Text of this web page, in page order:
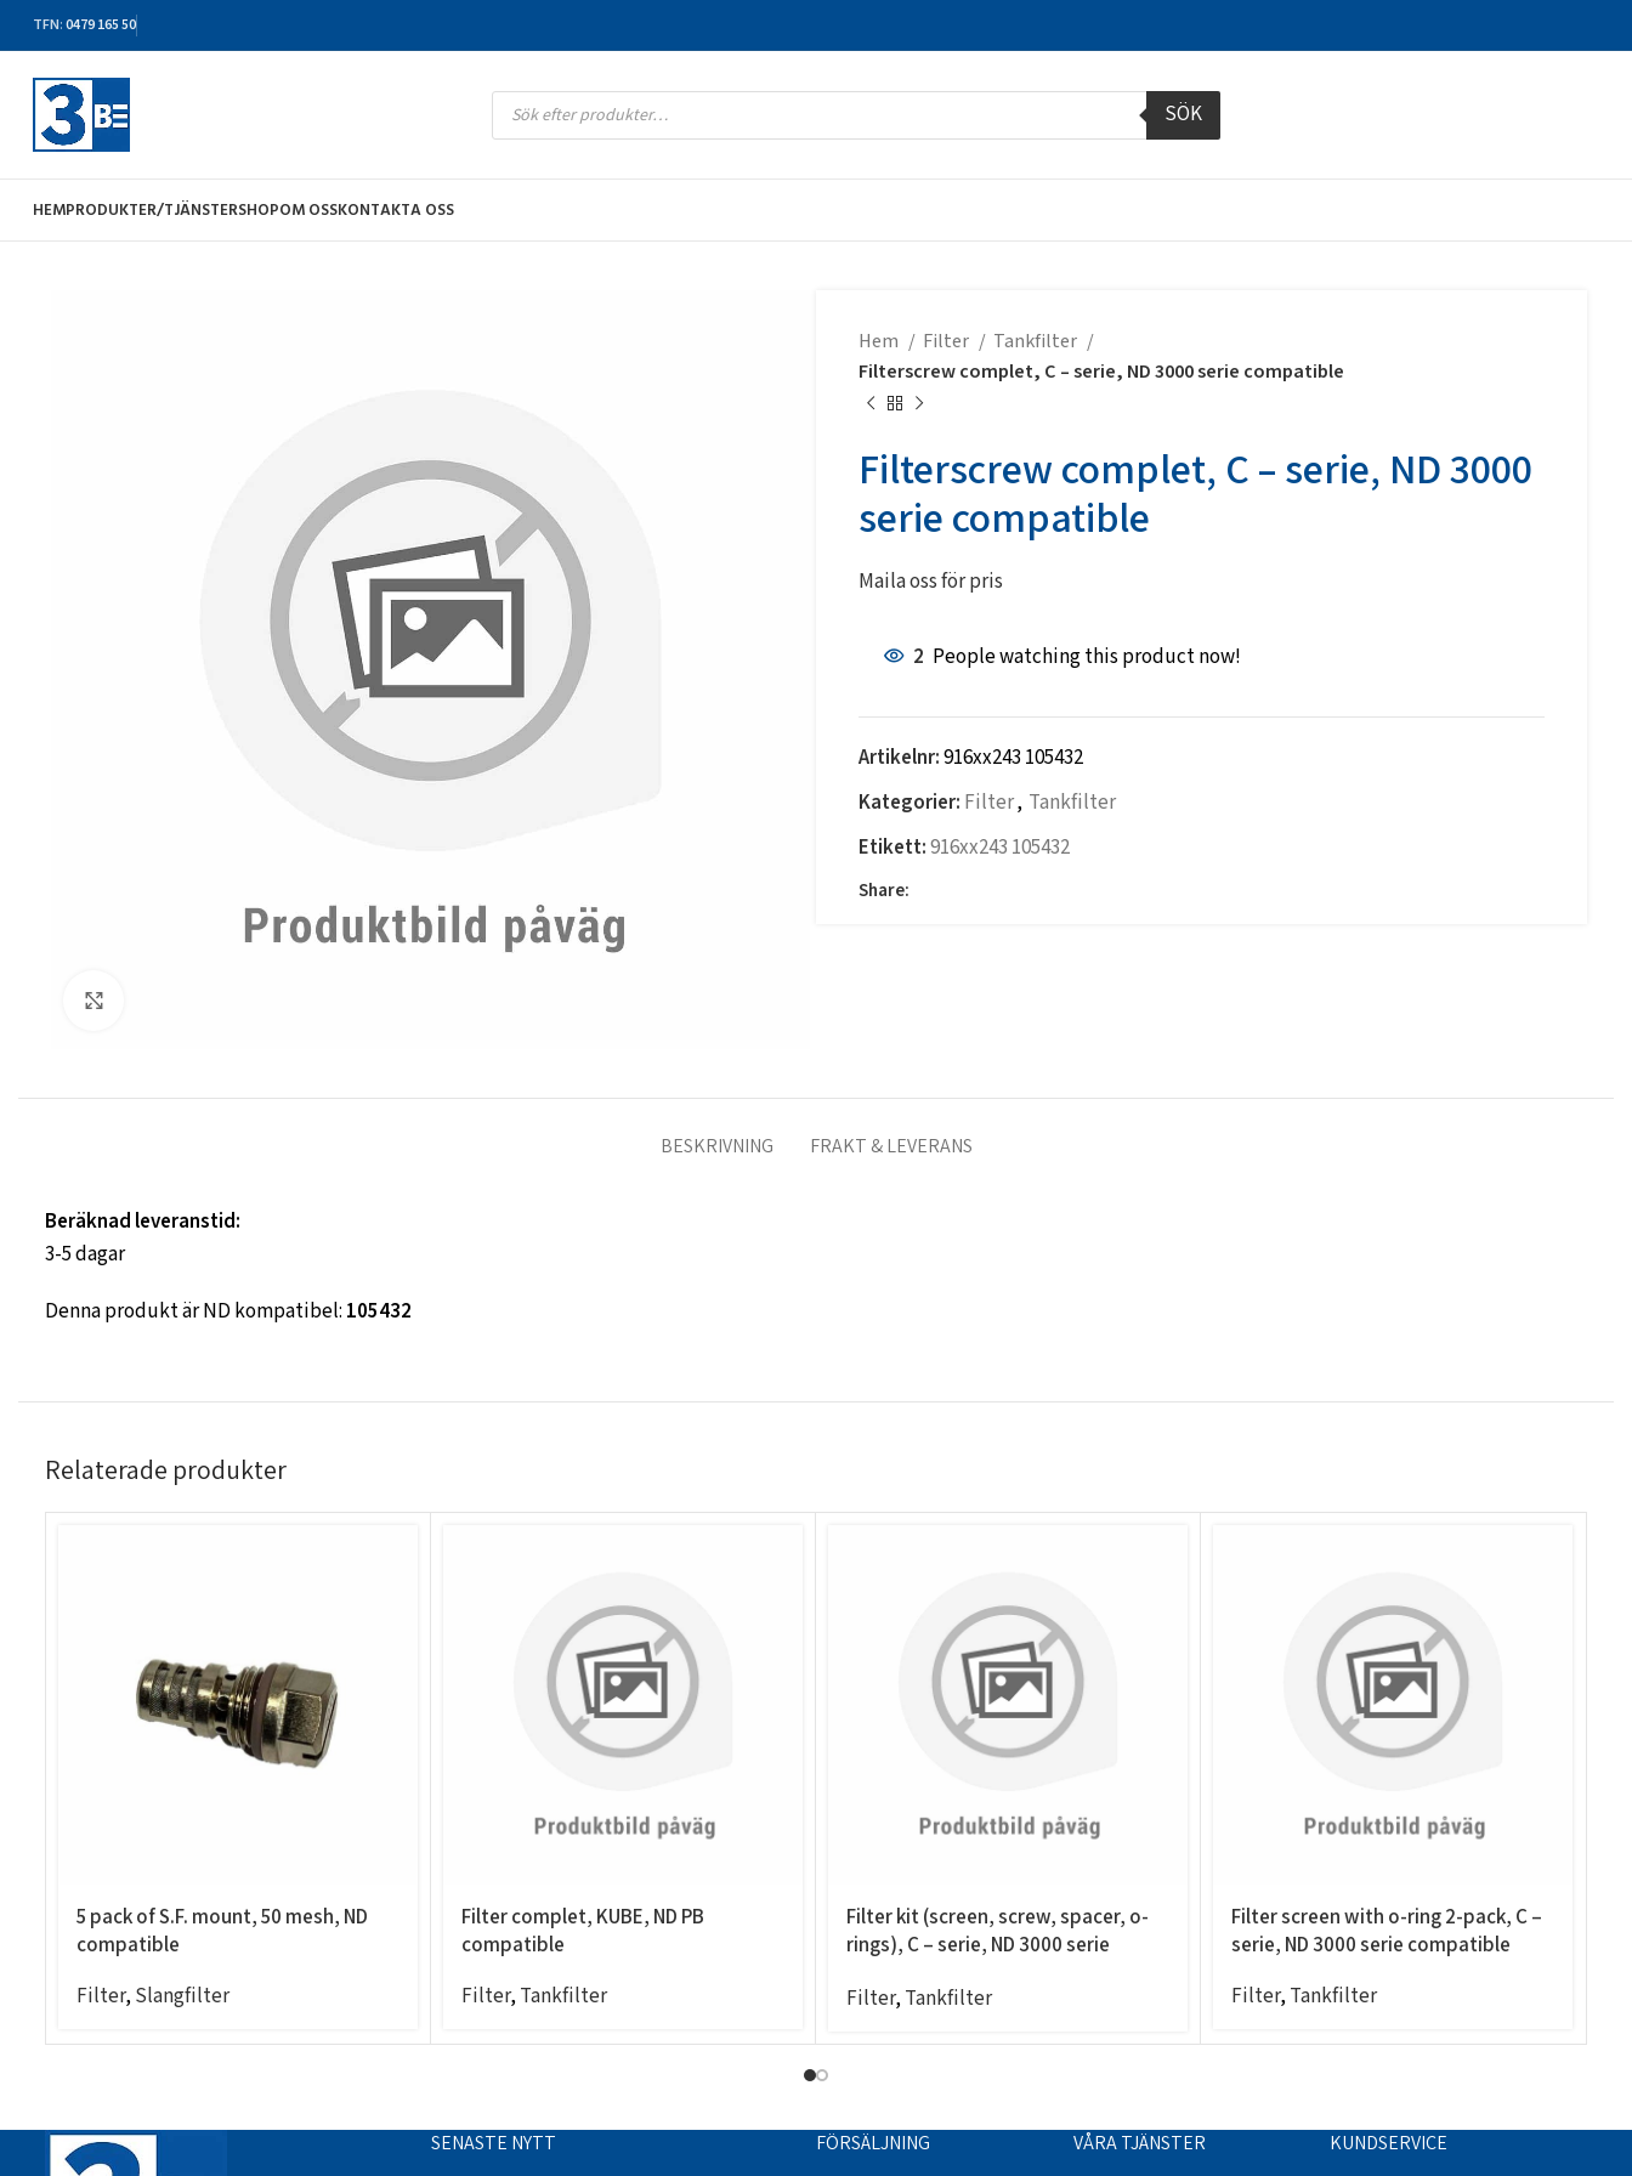
TFN: 0479 165 50
SÖK
HEMPRODUKTER/TJÄNSTERSHOPOM OSSKONTAKTA OSS
Hem Filter
Tankfilter
Filterscrew complet, C – serie, ND 3000 serie compatible
Filterscrew complet, C – serie, ND 3000
serie compatible
Maila oss för pris
2 People watching this product now!
Artikelnr:916xx243 105432
Kategorier: Filter, Tankfilter
Etikett:916xx243 105432
Share:
BESKRIVNING FRAKT & LEVERANS
Beräknad leveranstid:
3-5 dagar
Denna produkt är ND kompatibel: 105432
Relaterade produkter
5 pack of S.F. mount, 50 mesh, ND
compatible
Filter, Slangfilter
Filter complet, KUBE, ND PB
compatible
Filter, Tankfilter
Filter kit (screen, screw, spacer, o-
rings), C – serie, ND 3000 serie
Filter, Tankfilter
Filter screen with o-ring 2-pack, C –
serie, ND 3000 serie compatible
Filter, Tankfilter
SENASTE NYTT FÖRSÄLJNING VÅRA TJÄNSTER KUNDSERVICE